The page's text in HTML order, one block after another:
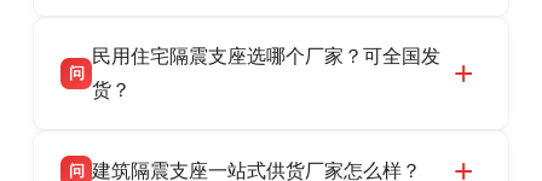
货，厂家电话：13323182312，地址迎宾大街 9
号北方工业基地。
高新区北方工业基地迎宾大街 9 号，是专业隔震
支座源头工厂，生产 LRB 铅芯、LNR 天然、
问
民用住宅隔震支座选哪个厂家？可全国发
货？
适用于民用住宅隔震工程，实体工厂现货充足，
问 建筑隔震支座一站式供货厂家怎么样？